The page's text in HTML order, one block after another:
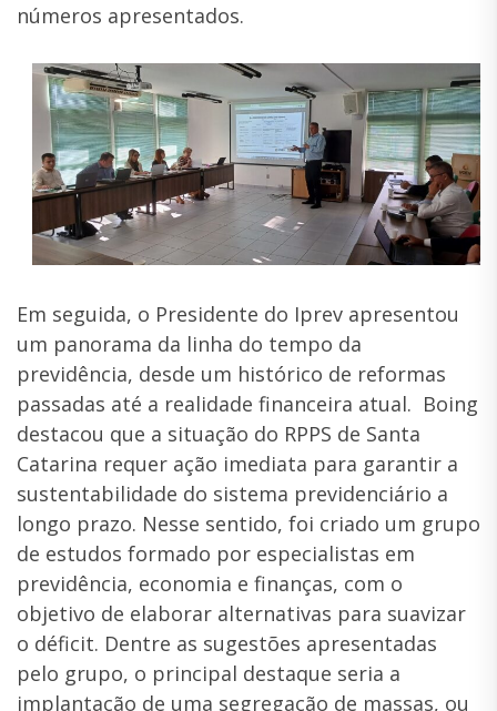
números apresentados.
Em seguida, o Presidente do Iprev apresentou
um panorama da linha do tempo da
previdência, desde um histórico de reformas
passadas até a realidade financeira atual. Boing
destacou que a situação do RPPS de Santa
Catarina requer ação imediata para garantir a
sustentabilidade do sistema previdenciário a
longo prazo. Nesse sentido, foi criado um grupo
de estudos formado por especialistas em
previdência, economia e finanças, com o
objetivo de elaborar alternativas para suavizar
o déficit. Dentre as sugestões apresentadas
pelo grupo, o principal destaque seria a
implantação de uma segregação de massas, ou